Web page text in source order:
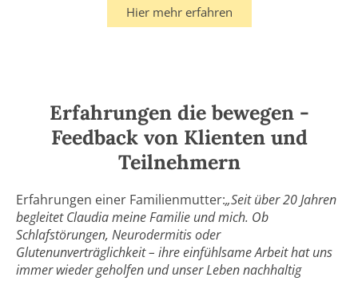
Hier mehr erfahren
Erfahrungen die bewegen -
Feedback von Klienten und
Teilnehmern
Erfahrungen einer Familienmutter:„Seit über 20 Jahren
begleitet Claudia meine Familie und mich. Ob
Schlafstörungen, Neurodermitis oder
Glutenunverträglichkeit – ihre einfühlsame Arbeit hat uns
immer wieder geholfen und unser Leben nachhaltig